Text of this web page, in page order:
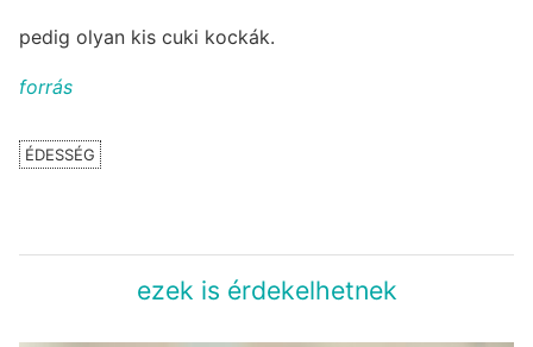
pedig olyan kis cuki kockák.
forrás
ÉDESSÉG
ezek is érdekelhetnek